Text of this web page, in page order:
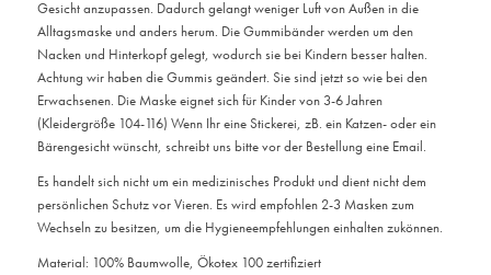
Gesicht anzupassen. Dadurch gelangt weniger Luft von Außen in die
Alltagsmaske und anders herum. Die Gummibänder werden um den
Nacken und Hinterkopf gelegt, wodurch sie bei Kindern besser halten.
Achtung wir haben die Gummis geändert. Sie sind jetzt so wie bei den
Erwachsenen. Die Maske eignet sich für Kinder von 3-6 Jahren
(Kleidergröße 104-116) Wenn Ihr eine Stickerei, zB. ein Katzen- oder ein
Bärengesicht wünscht, schreibt uns bitte vor der Bestellung eine Email.
Es handelt sich nicht um ein medizinisches Produkt und dient nicht dem
persönlichen Schutz vor Vieren. Es wird empfohlen 2-3 Masken zum
Wechseln zu besitzen, um die Hygieneempfehlungen einhalten zukönnen.
Material: 100% Baumwolle, Ökotex 100 zertifiziert